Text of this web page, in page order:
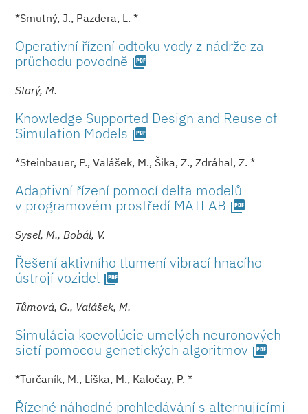
*Smutný, J., Pazdera, L. *
Operativní řízení odtoku vody z nádrže za
průchodu povodně picture_as_pdf
Starý, M.
Knowledge Supported Design and Reuse of
Simulation Models picture_as_pdf
*Steinbauer, P., Valášek, M., Šika, Z., Zdráhal, Z. *
Adaptivní řízení pomocí delta modelů
v programovém prostředí MATLAB picture_as_pdf
Sysel, M., Bobál, V.
Řešení aktivního tlumení vibrací hnacího
ústrojí vozidel picture_as_pdf
Tůmová, G., Valášek, M.
Simulácia koevolúcie umelých neuronových
sietí pomocou genetických algoritmov picture_as_pdf
*Turčaník, M., Líška, M., Kaločay, P. *
Řízené náhodné prohledávání s alternujícími